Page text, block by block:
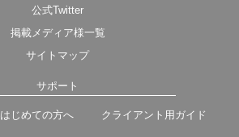
公式Twitter
掲載メディア様一覧
サイトマップ
サポート
はじめての方へ クライアント用ガイド